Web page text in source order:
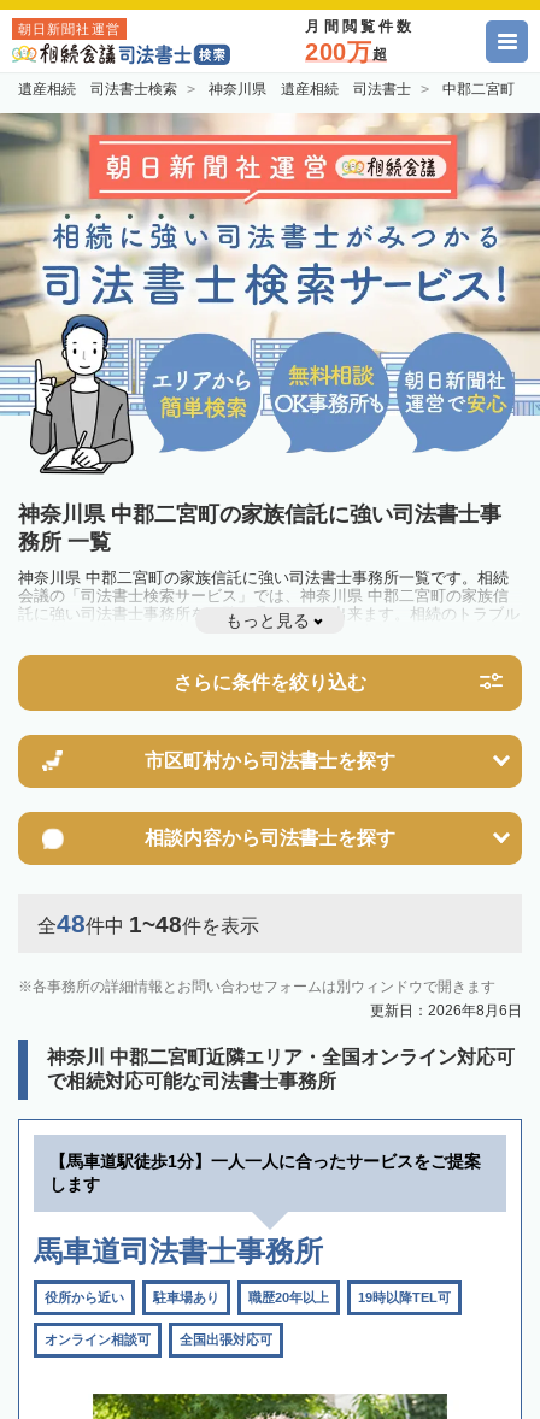
朝日新聞社運営 月間閲覧件数
200万超
遺産相続 司法書士検索 神奈川県 遺産相続 司法書士 中郡二宮町
神奈川県 中郡二宮町の家族信託に強い司法書士事
務所 一覧
神奈川県 中郡二宮町の家族信託に強い司法書士事務所一覧です。相続
会議の「司法書士検索サービス」では、神奈川県 中郡二宮町の家族信
託に強い司法書士事務所を一覧で見ることが出来ます。相続のトラブル
やお悩みを抱えている方は一度近隣の司法書士に相談してみましょう。
もっと見る
さらに条件を絞り込む
市区町村から司法書士を探す
相談内容から司法書士を探す
全48件中 1~48件を表示
各事務所の詳細情報とお問い合わせフォームは別ウィンドウで開きます
更新日：2026年8月6日
神奈川 中郡二宮町近隣エリア・全国オンライン対応可
で相続対応可能な司法書士事務所
【馬車道駅徒歩1分】一人一人に合ったサービスをご提案
します
馬車道司法書士事務所
役所から近い 駐車場あり 職歴20年以上 19時以降TEL可
オンライン相談可 全国出張対応可